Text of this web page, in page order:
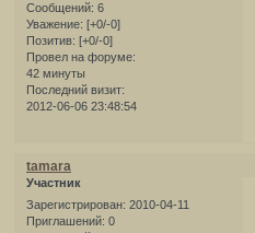
Сообщений: 6
Уважение: [+0/-0]
Позитив: [+0/-0]
Провел на форуме:
42 минуты
Последний визит:
2012-06-06 23:48:54
tamara
Участник
Зарегистрирован: 2010-04-11
Приглашений: 0